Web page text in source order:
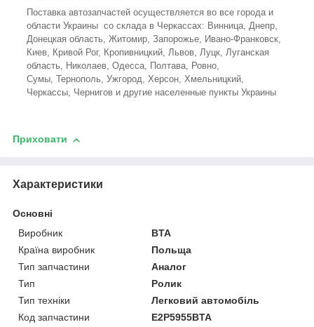
Поставка автозапчастей осуществляется во все города и
области Украины со склада в Черкассах: Винница, Днепр,
Донецкая область, Житомир, Запорожье, Ивано-Франковск,
Киев, Кривой Рог, Кропивницкий, Львов, Луцк, Луганская
область, Николаев, Одесса, Полтава, Ровно,
Сумы, Тернополь, Ужгород, Херсон, Хмельницкий,
Черкассы, Чернигов и другие населенные пункты Украины
Приховати
Характеристики
Основні
Виробник
BTA
Країна виробник
Польща
Тип запчастини
Аналог
Тип
Ролик
Тип техніки
Легковий автомобіль
Код запчастини
E2P5955BTA